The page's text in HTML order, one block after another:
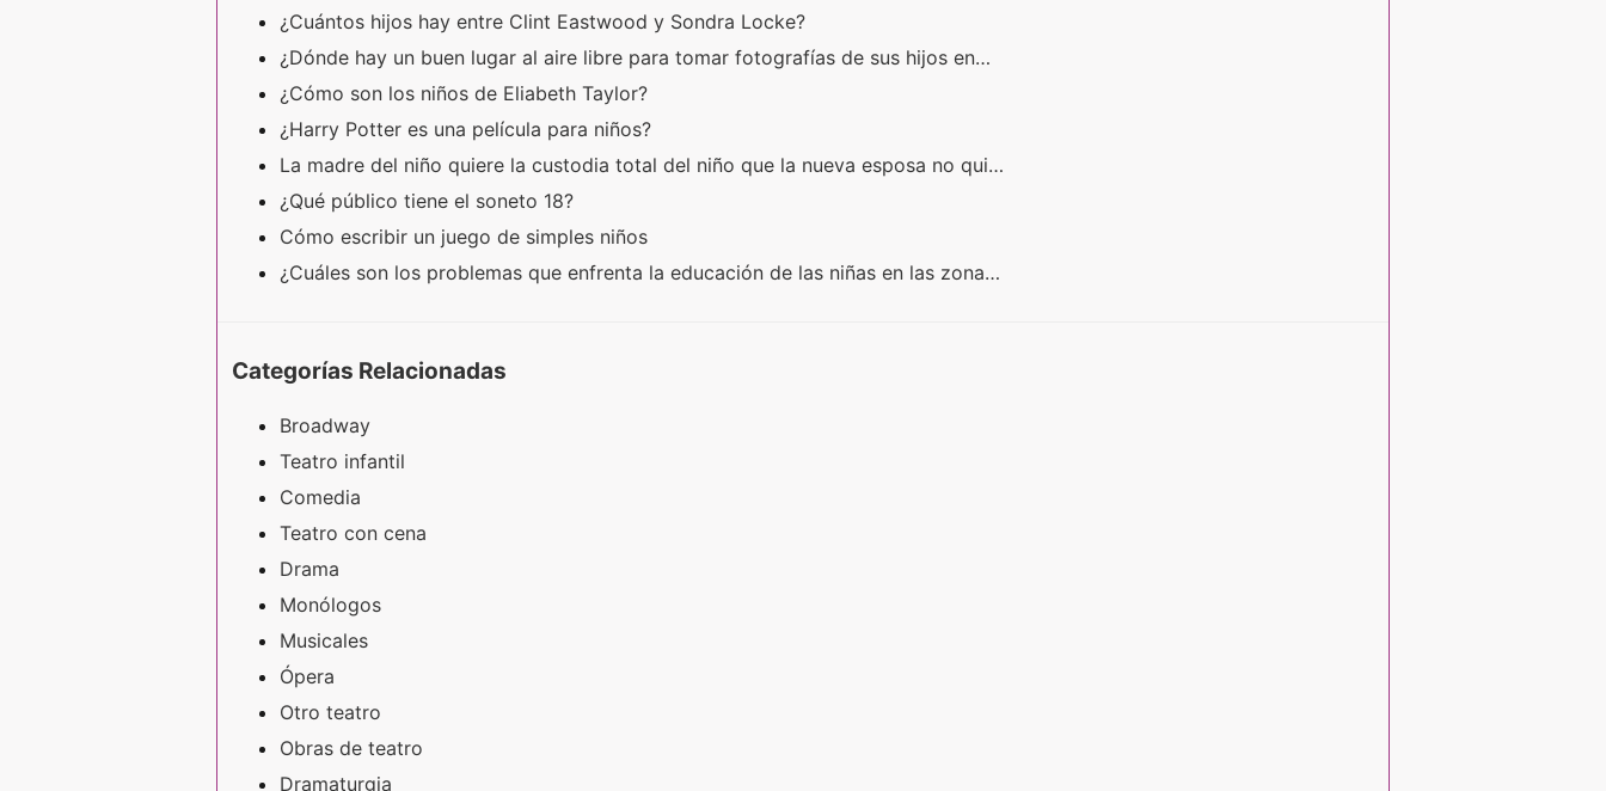
¿Cuántos hijos hay entre Clint Eastwood y Sondra Locke?
¿Dónde hay un buen lugar al aire libre para tomar fotografías de sus hijos en…
¿Cómo son los niños de Eliabeth Taylor?
¿Harry Potter es una película para niños?
La madre del niño quiere la custodia total del niño que la nueva esposa no qui…
¿Qué público tiene el soneto 18?
Cómo escribir un juego de simples niños
¿Cuáles son los problemas que enfrenta la educación de las niñas en las zona…
Categorías Relacionadas
Broadway
Teatro infantil
Comedia
Teatro con cena
Drama
Monólogos
Musicales
Ópera
Otro teatro
Obras de teatro
Dramaturgia